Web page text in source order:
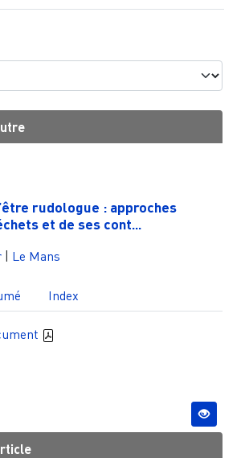
rudologue : approches
et de ses cont...
| Le Mans
Index